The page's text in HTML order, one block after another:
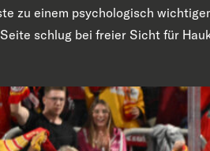
zu einem psychologisch
schlug bei freier Sicht für